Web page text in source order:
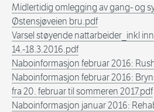
Midlertidig omlegging av gang- og
Østensjøveien bru.pdf
Varsel støyende nattarbeider_inkl
14.-18.3.2016.pdf
Naboinformasjon februar 2016:
Naboinformasjon februar 2016:
fra 20. februar til sommeren 2017.pdf
Naboinformasjon januar 2016: